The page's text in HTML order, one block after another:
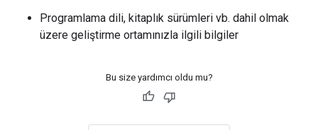
Programlama dili, kitaplık sürümleri vb. dahil olmak
üzere geliştirme ortamınızla ilgili bilgiler
Bu size yardımcı oldu mu?